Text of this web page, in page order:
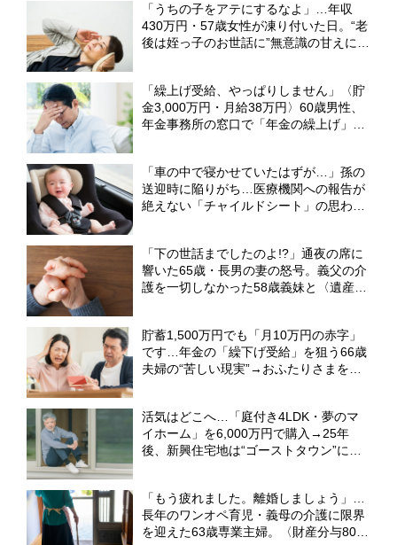
「うちの子をアテにするなよ」…年収
430万円・57歳女性が凍り付いた日。“老
後は姪っ子のお世話に”無意識の甘えに突
「繰上げ受給、やっぱりしません」〈貯
金3,000万円・月給38万円〉60歳男性、
年金事務所の窓口で「年金の繰上げ」を
「車の中で寝かせていたはずが…」孫の
送迎時に陥りがち…医療機関への報告が
絶えない「チャイルドシート」の思わぬ
「下の世話までしたのよ!?」通夜の席に
響いた65歳・長男の妻の怒号。義父の介
護を一切しなかった58歳義妹と〈遺産
貯蓄1,500万円でも「月10万円の赤字」
です…年金の「繰下げ受給」を狙う66歳
夫婦の“苦しい現実”→おふたりさまを救
活気はどこへ…「庭付き4LDK・夢のマ
イホーム」を6,000万円で購入→25年
後、新興住宅地は“ゴーストタウン”に。
「もう疲れました。離婚しましょう」…
長年のワンオペ育児・義母の介護に限界
を迎えた63歳専業主婦。〈財産分与800